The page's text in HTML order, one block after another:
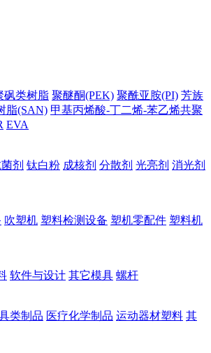
砜类树脂 聚醚酮(PEK) 聚酰亚胺(PI) 芳族
脂(SAN) 甲基丙烯酸-丁二烯-苯乙烯共聚
EVA
剂 钛白粉 成核剂 分散剂 光亮剂 消光剂
吹塑机 塑料检测设备 塑机零配件 塑料机
软件与设计 其它模具 螺杆
类制品 医疗化学制品 运动器材塑料 其